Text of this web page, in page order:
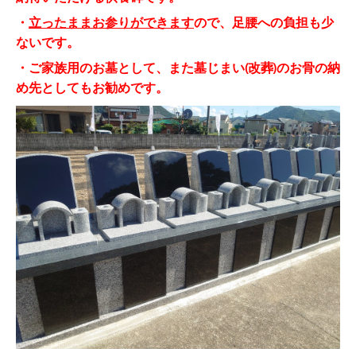
・ 立ったままお参りができますので、足腰への負担も少
ないです。
・ご家族用のお墓として、また墓じまい(改葬)のお骨の納
め先としてもお勧めです。